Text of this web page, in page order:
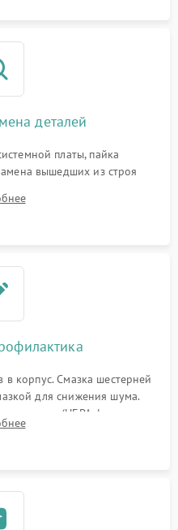
деталей
платы, пайка
вышедших из строя
неисправного
Восстановление шлейфов и
корпус. Смазка шестерней
для снижения шума.
(HEPA-фильтров,
фиксация разъемов и